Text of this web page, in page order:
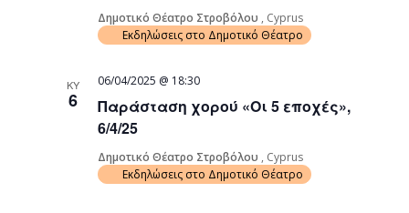
Δημοτικό Θέατρο Στροβόλου , Cyprus
Εκδηλώσεις στο Δημοτικό Θέατρο
ΚΥ
6
Παράσταση χορού «Οι 5 εποχές»,
6/4/25
06/04/2025 @ 18:30
Δημοτικό Θέατρο Στροβόλου , Cyprus
Εκδηλώσεις στο Δημοτικό Θέατρο